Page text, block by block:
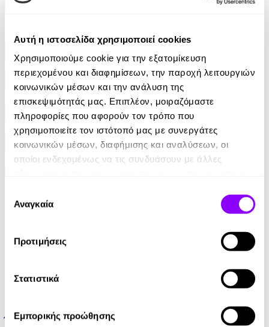
Αυτή η ιστοσελίδα χρησιμοποιεί cookies
Χρησιμοποιούμε cookie για την εξατομίκευση
περιεχομένου και διαφημίσεων, την παροχή λειτουργιών
κοινωνικών μέσων και την ανάλυση της
επισκεψιμότητάς μας. Επιπλέον, μοιραζόμαστε
πληροφορίες που αφορούν τον τρόπο που
χρησιμοποιείτε τον ιστότοπό μας με συνεργάτες
κοινωνικών μέσων, διαφήμισης και αναλύσεων, οι
οποίοι ενδεχομένως να τις συνδυάσουν με άλλες
των υπηρεσιών τους.
συγκατάθεσης
Αναγκαία
Προτιμήσεις
Στατιστικά
Εμπορικής προώθησης
Φίλτρα
Συγγραφείς
Αφηγητές
Κατηγορίες
Εκδοτικοί οίκοι
Audiobook • 1 Credit
Έλενα Μαρούτσου